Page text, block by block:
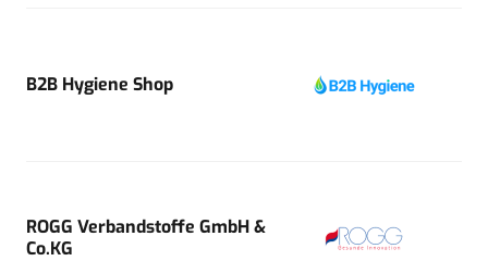
B2B Hygiene Shop
ROGG Verbandstoffe GmbH &
Co.KG